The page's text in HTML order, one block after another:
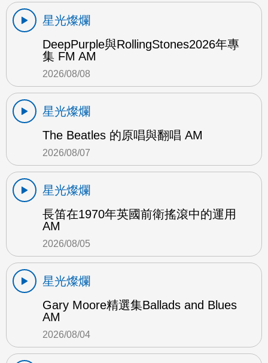
星光燦爛
DeepPurple與RollingStones2026年專
集 FM AM
2026/08/08
星光燦爛
The Beatles 的原唱與翻唱 AM
2026/08/07
星光燦爛
長笛在1970年英國前衛搖滾中的運用
AM
2026/08/05
星光燦爛
Gary Moore精選集Ballads and Blues
AM
2026/08/04